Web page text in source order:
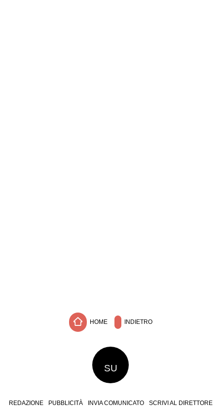
HOME INDIETRO
SU
REDAZIONE PUBBLICITÀ INVIA COMUNICATO SCRIVI AL DIRETTORE